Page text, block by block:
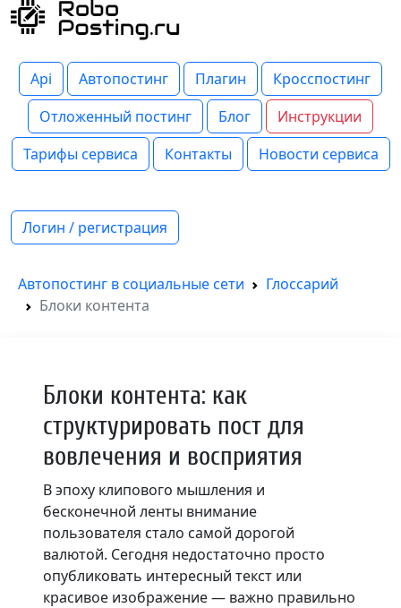
Api Автопостинг Плагин
Кросспостинг
Отложенный постинг
Блог
Инструкции
Тарифы сервиса
Контакты Новости сервиса
Логин / регистрация
Автопостинг в социальные сети
Глоссарий
Блоки контента
Блоки контента: как
структурировать пост для
вовлечения и восприятия
В эпоху клипового мышления и
бесконечной ленты внимание
пользователя стало самой дорогой
валютой. Сегодня недостаточно просто
опубликовать интересный текст или
красивое изображение — важно правильно